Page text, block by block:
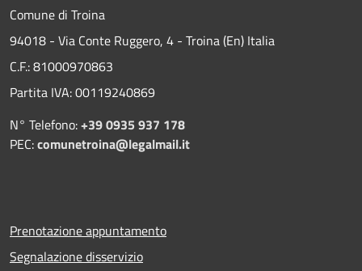
Comune di Troina
94018 - Via Conte Ruggero, 4 - Troina (En) Italia
C.F.: 81000970863
Partita IVA: 00119240869
N° Telefono:+39 0935 937 178
PEC:comunetroina@legalmail.it
Prenotazione appuntamento
Segnalazione disservizio